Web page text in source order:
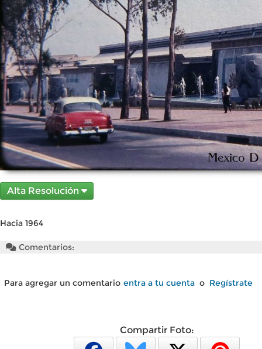
Alta Resolución
Hacia 1964
Comentarios:
Para agregar un comentario entra a tu cuenta o Regístrate
Compartir Foto: